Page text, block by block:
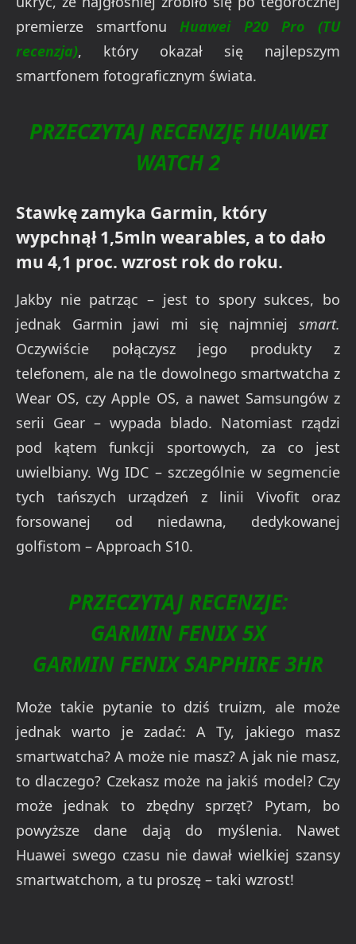
premierze smartfonu Huawei P20 Pro (TU
recenzja), który okazał się najlepszym
smartfonem fotograficznym świata.
PRZECZYTAJ RECENZJĘ HUAWEI
WATCH 2
Stawkę zamyka Garmin, który
wypchnął 1,5mln wearables, a to dało
mu 4,1 proc. wzrost rok do roku.
Jakby nie patrząc – jest to spory sukces, bo
jednak Garmin jawi mi się najmniej smart.
Oczywiście połączysz jego produkty z
telefonem, ale na tle dowolnego smartwatcha z
Wear OS, czy Apple OS, a nawet Samsungów z
serii Gear – wypada blado. Natomiast rządzi
pod kątem funkcji sportowych, za co jest
uwielbiany. Wg IDC – szczególnie w segmencie
tych tańszych urządzeń z linii Vivofit oraz
forsowanej od niedawna, dedykowanej
golfistom – Approach S10.
PRZECZYTAJ RECENZJE:
GARMIN FENIX 5X
GARMIN FENIX SAPPHIRE 3HR
Może takie pytanie to dziś truizm, ale może
jednak warto je zadać: A Ty, jakiego masz
smartwatcha? A może nie masz? A jak nie masz,
to dlaczego? Czekasz może na jakiś model? Czy
może jednak to zbędny sprzęt? Pytam, bo
powyższe dane dają do myślenia. Nawet
Huawei swego czasu nie dawał wielkiej szansy
smartwatchom, a tu proszę – taki wzrost!